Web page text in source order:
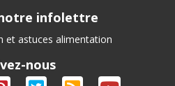
infolettre
et astuces alimentation
nous